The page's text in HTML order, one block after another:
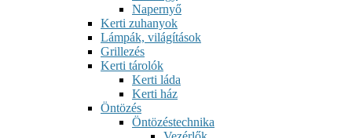
Napernyő
Kerti zuhanyok
Lámpák, világítások
Grillezés
Kerti tárolók
Kerti láda
Kerti ház
Öntözés
Öntözéstechnika